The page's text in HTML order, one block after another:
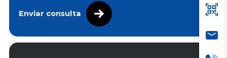
Enviar consulta